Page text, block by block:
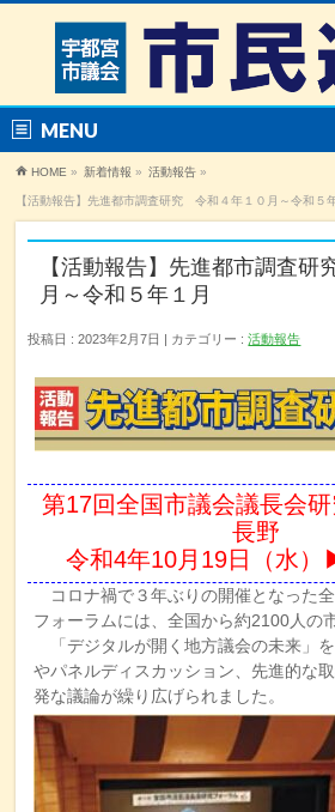
MENU
HOME » 新着情報 » 活動報告 »
【活動報告】先進都市調査研究 令和４年１０月～令和５
【活動報告】先進都市調査
月～令和５年１月
投稿日 : 2023年2月7日 カテゴリー :活動報告
第17回全国市議会議長会
長野
令和4年10月19日（水）
コロナ禍で３年ぶりの開催となった
フォーラムには、全国から約2100人の
「デジタルが開く地方議会の未来」
やパネルディスカッション、先進的な
発な議論が繰り広げられました。